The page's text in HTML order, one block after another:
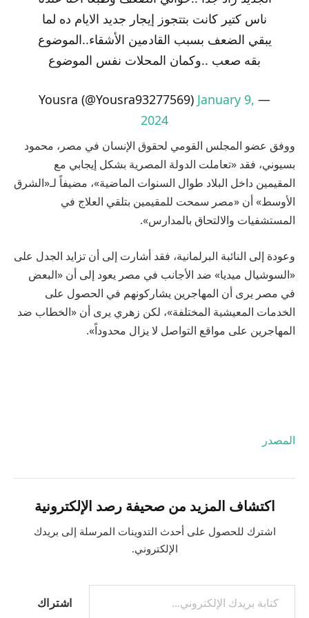
ناس كتير كانت بتتجوز إيجار جديد الايام ده لما
يبقي الضعف بسبب القادمين الأشقاء..الموضوع
بقه صعب ..وكمان المحلات نفس الموضوع
— Yousra (@Yousra93277569)
January 9,
2024
ووفق عضو المجلس القومي لحقوق الإنسان في مصر، محمود
بسيوني، فقد «تعاملت الدولة المصرية بشكل إيجابي مع
المقيمين داخل البلاد طوال السنوات الماضية»، مضيفاً لـ«الشرق
الأوسط» أن «مصر سمحت للمقيمين بتلقي العلاج في
المستشفيات والالتحاق بالمدارس».
وعودة إلى النائبة البرلمانية، فقد أشارت إلى أن تزايد الجدل على
«السوشيال ميديا» ضد الأجانب في مصر يعود إلى أن «البعض
في مصر يرى أن المهاجرين يشاركونهم في الحصول على
الخدمات المعيشية المختلفة»، لكن زهري يرى أن «الخطاب ضد
المهاجرين على مواقع التواصل لا يزال محدوداً».
المصدر
اكتشاف المزيد من صحيفة رصد الإلكترونية
اشترك للحصول على أحدث التدوينات المرسلة إلى بريدك
الإلكتروني.
اشتراك